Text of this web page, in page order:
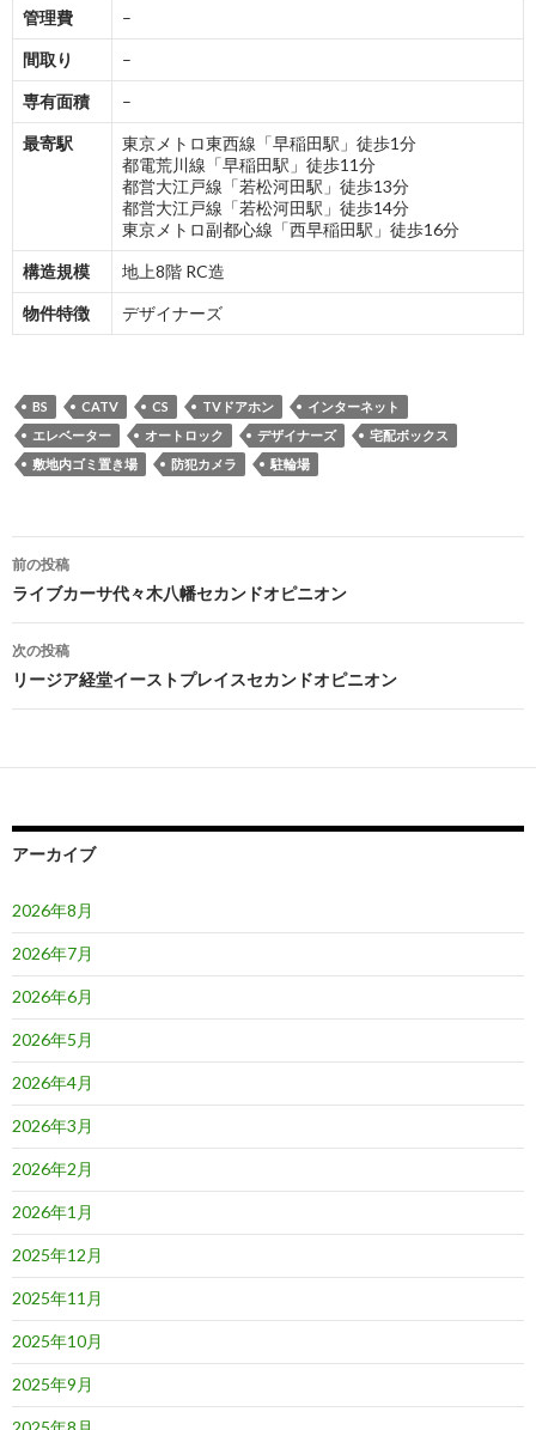
管理費 –
間取り –
専有面積 –
最寄駅
東京メトロ東西線「早稲田駅」徒歩1分
都電荒川線「早稲田駅」徒歩11分
都営大江戸線「若松河田駅」徒歩13分
都営大江戸線「若松河田駅」徒歩14分
東京メトロ副都心線「西早稲田駅」徒歩16分
構造規模 地上8階 RC造
物件特徴 デザイナーズ
BS CATV CS TVドアホン
インターネット
エレベーター
オートロック デザイナーズ
宅配ボックス
敷地内ゴミ置き場
防犯カメラ 駐輪場
投
稿
ナ
ビ
ゲ
ー
ョ
前の投稿
ライブカーサ代々木八幡セカンドオピニオン
次の投稿
リージア経堂イーストプレイスセカンドオピニオン
アーカイブ
2026年8月
2026年7月
2026年6月
2026年5月
2026年4月
2026年3月
2026年2月
2026年1月
2025年12月
2025年11月
2025年10月
2025年9月